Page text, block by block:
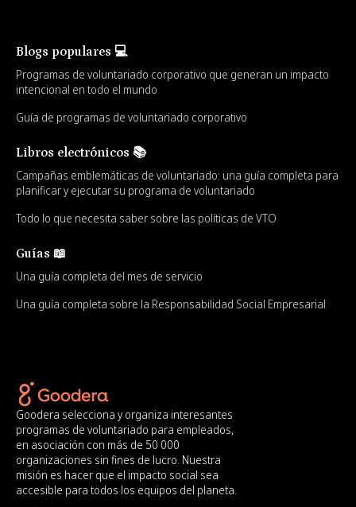
Blogs populares 💻
Programas de voluntariado corporativo que generan un impacto
intencional en todo el mundo
Guía de programas de voluntariado corporativo
Libros electrónicos 📚
Campañas emblemáticas de voluntariado: una guía completa para
planificar y ejecutar su programa de voluntariado
Todo lo que necesita saber sobre las políticas de VTO
Guías 📖
Una guía completa del mes de servicio
Una guía completa sobre la Responsabilidad Social Empresarial
Goodera selecciona y organiza interesantes
programas de voluntariado para empleados,
en asociación con más de 50 000
organizaciones sin fines de lucro. Nuestra
misión es hacer que el impacto social sea
accesible para todos los equipos del planeta.